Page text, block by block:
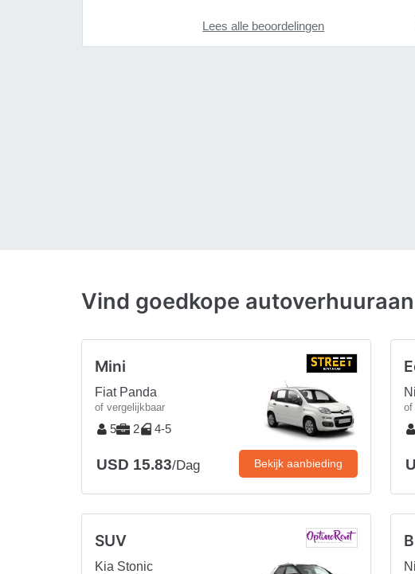
Lees alle beoordelingen
Vind goedkope
Mini
Fiat Panda
of vergelijkbaar
5 2 4-5
USD 15.83/Dag Bekijk aanbieding
of
SUV
Kia Stonic